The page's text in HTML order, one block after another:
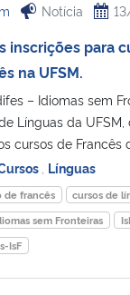
Notícia
inscrições para
na UFSM.
– Idiomas sem
Línguas da
cursos de Francês
Línguas
de francês
cursos de
sem Fronteiras
IsF